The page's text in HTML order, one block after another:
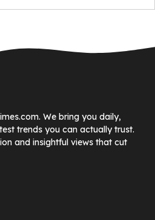
We bring you daily,
trends you can actually trust.
and insightful views that cut